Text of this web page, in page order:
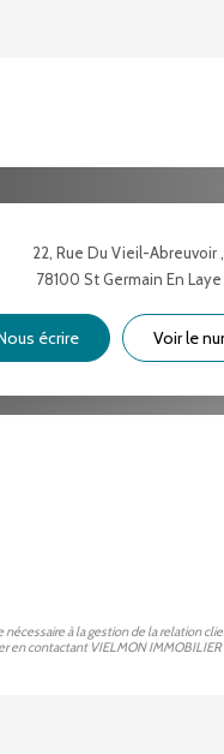
22, Rue Du Vieil-Abreuvoir ,
78100 St Germain En Laye
écrire Voir le
à la gestion de la relation
en contactant VIELMON